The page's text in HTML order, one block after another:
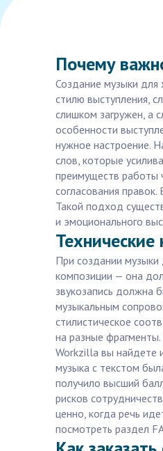
Почему
Создание музыки для
стилю выступления,
слишком загружен, а
особенности
нужное настроение.
слов, которые
преимуществ работы
согласования
Такой подход
и эмоционального
При создании музыки
композиции — она
звукозапись должна
музыкальным
стилистическое
на разные
Workzilla вы найдете
музыка с текстом
получило высший
рисков
ценно, когда речь
посмотреть раздел